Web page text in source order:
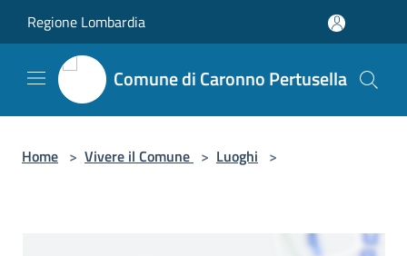
Regione Lombardia
Comune di Caronno Pertusella
Home > Vivere il Comune > Luoghi >